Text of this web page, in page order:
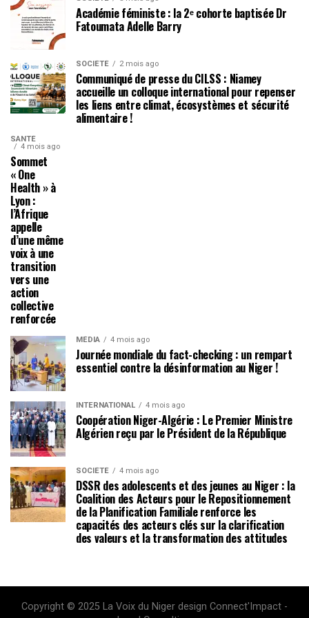
Académie féministe : la 2ᵉ cohorte baptisée Dr
Fatoumata Adelle Barry
SOCIÉTÉ 2 mois ago
Communiqué de presse du CILSS : Niamey
accueille un colloque international pour repenser
les liens entre climat, écosystèmes et sécurité
alimentaire !
SANTÉ
4 mois ago
Sommet
« One
Health » à
Lyon :
l’Afrique
appelle
d’une même
voix à une
transition
vers une
action
collective
renforcée
MÉDIA 4 mois ago
Journée mondiale du fact-checking : un rempart
essentiel contre la désinformation au Niger !
INTERNATIONAL 4 mois ago
Coopération Niger-Algérie : Le Premier Ministre
Algérien reçu par le Président de la République
SOCIÉTÉ 4 mois ago
DSSR des adolescents et des jeunes au Niger : la
Coalition des Acteurs pour le Repositionnement
de la Planification Familiale renforce les
capacités des acteurs clés sur la clarification
des valeurs et la transformation des attitudes
Copyright © 2025 La Voix du Niger design Connect'Impact -